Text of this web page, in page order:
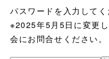
パスワードを入力してく
※2025年5月5日に変更
会にお問合せください。